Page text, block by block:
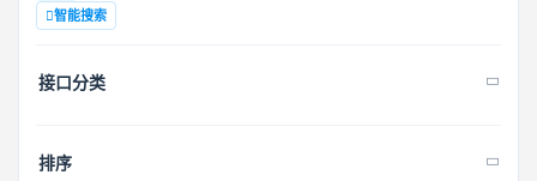
智能搜索
接口分类
排序